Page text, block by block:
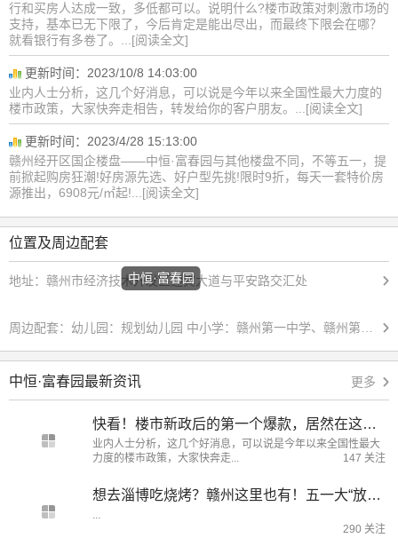
行和买房人达成一致，多低都可以。说明什么?楼市政策对刺激市场的
支持，基本已无下限了，今后肯定是能出尽出，而最终下限会在哪？
就看银行有多卷了。...[阅读全文]
更新时间：2023/10/8 14:03:00
业内人士分析，这几个好消息，可以说是今年以来全国性最大力度的
楼市政策，大家快奔走相告，转发给你的客户朋友。...[阅读全文]
更新时间：2023/4/28 15:13:00
赣州经开区国企楼盘——中恒·富春园与其他楼盘不同，不等五一，提
前掀起购房狂潮!好房源先选、好户型先挑!限时9折，每天一套特价房
源推出，6908元/㎡起!...[阅读全文]
位置及周边配套
地址： 赣州市经济技术开发区迎宾大道与平安路交汇处
中恒·富春园
周边配套： 幼儿园：规划幼儿园 中小学：赣州第一中学、赣州第六中学、文清实验国际学校、赣州第十一中学、飞翔小学、车头小学综合商场：万达广场、西城广场、锦晖广场、万象城、步步高新天地 医院：赣南医学院第一附属医院（黄金院区）、经开区人民医院
中恒·富春园最新资讯 更多
快看！楼市新政后的第一个爆款，居然在这里！
业内人士分析，这几个好消息，可以说是今年以来全国性最大
力度的楼市政策，大家快奔走...
147 关注
想去淄博吃烧烤？赣州这里也有！五一大“放价”！除了美食还有...
...
290 关注